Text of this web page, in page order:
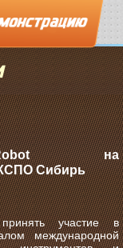
на
Сибирь
участие в
международной